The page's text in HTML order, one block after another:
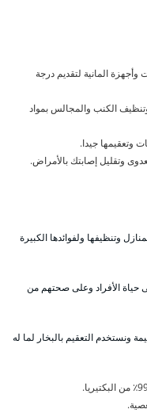
المانية لتقديم درجة
الكنب والمجالس بمواد
وتعقيمها جيدا.
وتقليل إصابتك بالأمراض.
وتنظيفها ولفوائدها الكبيرة
حياة الأفراد وعلى صحتهم من
ونستخدم التعقيم بالبخار لما له